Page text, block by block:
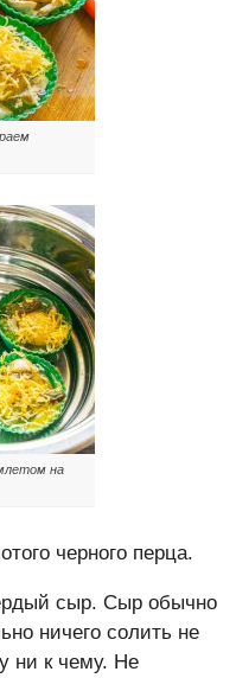
на
черного перца.
сыр. Сыр обычно
ничего солить не
ни к чему. Не